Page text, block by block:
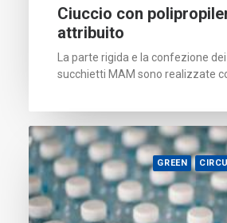
Ciuccio con
attribuito
La parte rigida e la confezione
succhietti MAM sono realizzate
GREEN